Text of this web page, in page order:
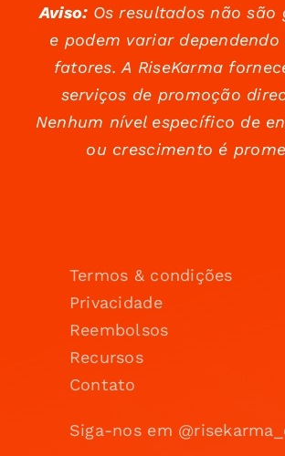
Aviso:Os resultados não são
e podem variar dependendo
fatores. A RiseKarma
serviços de promoção
Nenhum nível específico de
ou crescimento é
Termos & condições
Privacidade
Reembolsos
Recursos
Contato
Siga-nos em